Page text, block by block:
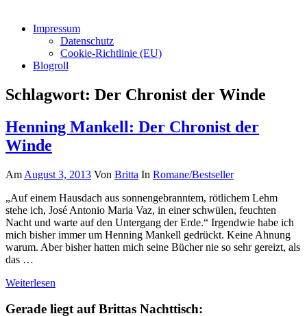
Impressum
Datenschutz
Cookie-Richtlinie (EU)
Blogroll
Schlagwort: Der Chronist der Winde
Henning Mankell: Der Chronist der
Winde
Am August 3, 2013 Von Britta In Romane/Bestseller
„Auf einem Hausdach aus sonnengebranntem, rötlichem Lehm
stehe ich, José Antonio Maria Vaz, in einer schwülen, feuchten
Nacht und warte auf den Untergang der Erde.“ Irgendwie habe ich
mich bisher immer um Henning Mankell gedrückt. Keine Ahnung
warum. Aber bisher hatten mich seine Bücher nie so sehr gereizt, als
das …
Weiterlesen
Gerade liegt auf Brittas Nachttisch: